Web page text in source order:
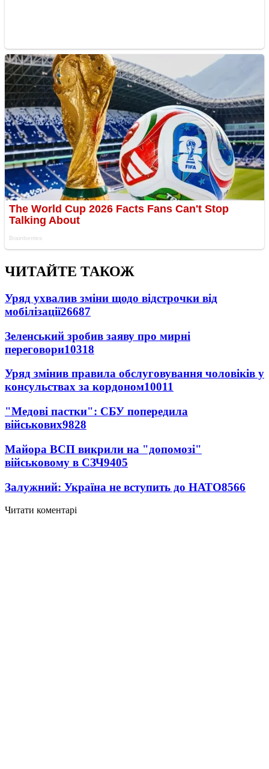
ЧИТАЙТЕ ТАКОЖ
Уряд ухвалив зміни щодо відстрочки від
мобілізації26687
Зеленський зробив заяву про мирні
переговори10318
Уряд змінив правила обслуговування чоловіків у
консульствах за кордоном10011
"Медові пастки": СБУ попередила
військових9828
Майора ВСП викрили на "допомозі"
військовому в СЗЧ9405
Залужний: Україна не вступить до НАТО8566
Читати коментарі